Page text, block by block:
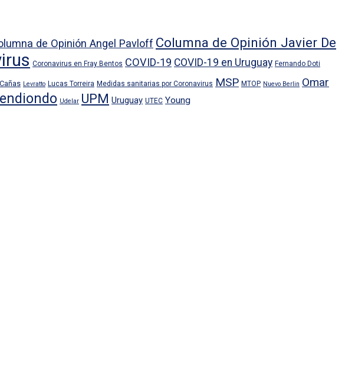
de Opinión Angel Pavloff Columna de Opinión Javier De
Coronavirus en Fray Bentos COVID-19 COVID-19 en Uruguay Fernando Doti
Levratto Lucas Torreira Medidas sanitarias por Coronavirus MSP MTOP Nuevo Berlin Omar
Udelar UPM Uruguay UTEC Young